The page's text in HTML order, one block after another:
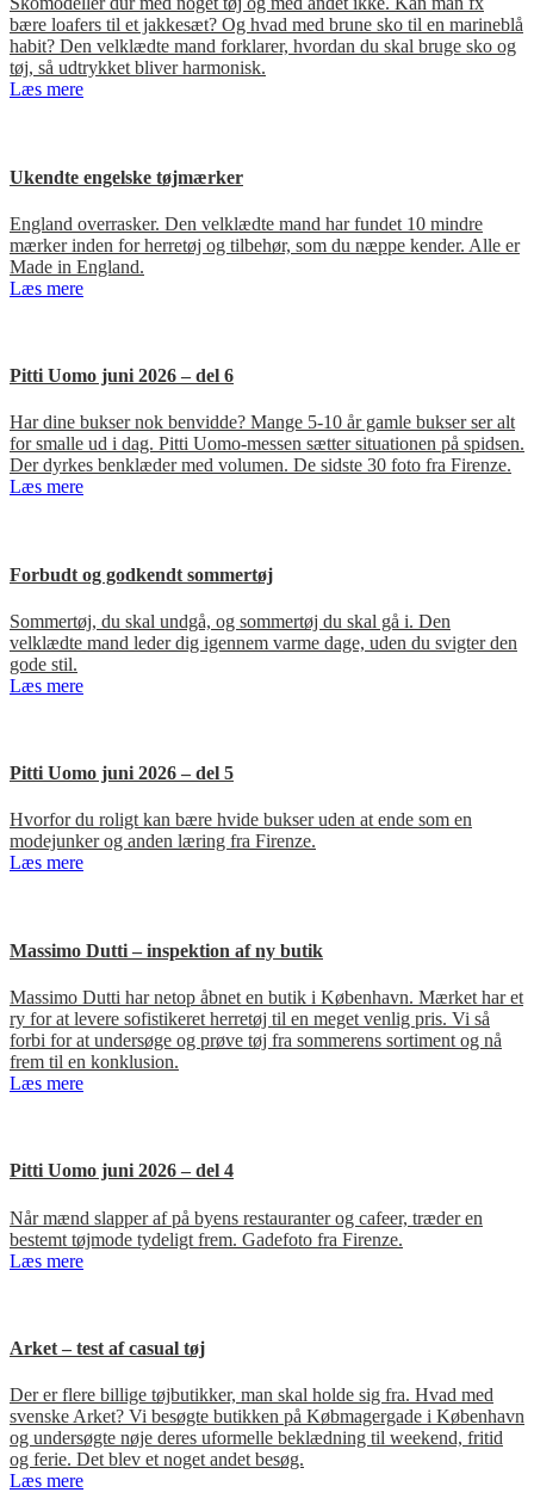
bære loafers til et jakkesæt? Og hvad med brune sko til en marineblå
habit? Den velklædte mand forklarer, hvordan du skal bruge sko og
tøj, så udtrykket bliver harmonisk.
Læs mere
Ukendte engelske tøjmærker
England overrasker. Den velklædte mand har fundet 10 mindre
mærker inden for herretøj og tilbehør, som du næppe kender. Alle er
Made in England.
Læs mere
Pitti Uomo juni 2026 – del 6
Har dine bukser nok benvidde? Mange 5-10 år gamle bukser ser alt
for smalle ud i dag. Pitti Uomo-messen sætter situationen på spidsen.
Der dyrkes benklæder med volumen. De sidste 30 foto fra Firenze.
Læs mere
Forbudt og godkendt sommertøj
Sommertøj, du skal undgå, og sommertøj du skal gå i. Den
velklædte mand leder dig igennem varme dage, uden du svigter den
gode stil.
Læs mere
Pitti Uomo juni 2026 – del 5
Hvorfor du roligt kan bære hvide bukser uden at ende som en
modejunker og anden læring fra Firenze.
Læs mere
Massimo Dutti – inspektion af ny butik
Massimo Dutti har netop åbnet en butik i København. Mærket har et
ry for at levere sofistikeret herretøj til en meget venlig pris. Vi så
forbi for at undersøge og prøve tøj fra sommerens sortiment og nå
frem til en konklusion.
Læs mere
Pitti Uomo juni 2026 – del 4
Når mænd slapper af på byens restauranter og cafeer, træder en
bestemt tøjmode tydeligt frem. Gadefoto fra Firenze.
Læs mere
Arket – test af casual tøj
Der er flere billige tøjbutikker, man skal holde sig fra. Hvad med
svenske Arket? Vi besøgte butikken på Købmagergade i København
og undersøgte nøje deres uformelle beklædning til weekend, fritid
og ferie. Det blev et noget andet besøg.
Læs mere